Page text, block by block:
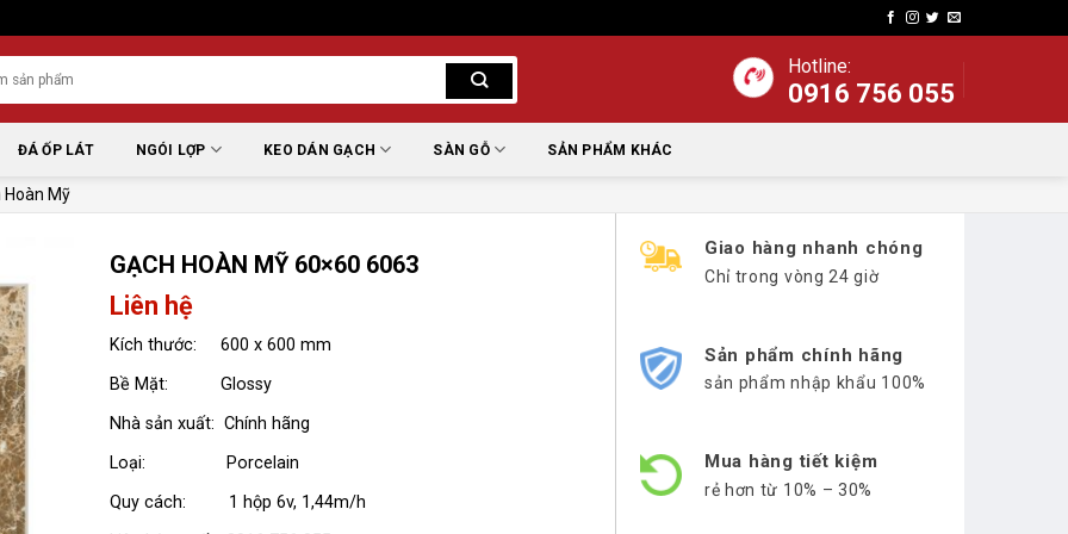
Hotline:
0916 756 055
ĐÁ ỐP LÁT NGÓI LỢP KEO DÁN GẠCH SÀN GỖ SẢN PHẨM KHÁC
Hoàn Mỹ
GẠCH HOÀN MỸ 60×60 6063
Liên hệ
Kích thước: 600 x 600 mm
Bề Mặt: Glossy
Nhà sản xuất: Chính hãng
Loại: Porcelain
Quy cách: 1 hộp 6v, 1,44m/h
Giao hàng nhanh chóng
Chỉ trong vòng 24 giờ
Sản phẩm chính hãng
sản phẩm nhập khẩu 100%
Mua hàng tiết kiệm
rẻ hơn từ 10% – 30%